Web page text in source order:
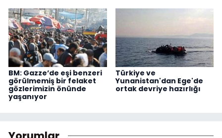
BM: Gazze’de eşi benzeri
görülmemiş bir felaket
gözlerimizin önünde
yaşanıyor
Türkiye ve
Yunanistan'dan Ege'de
ortak devriye hazırlığı